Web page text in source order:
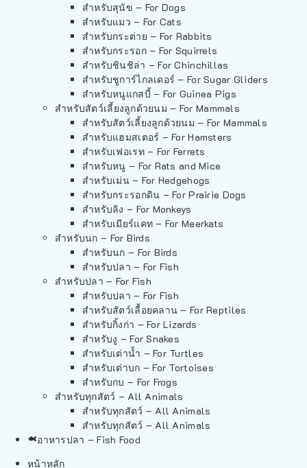
สำหรับสุนัข – For Dogs
สำหรับแมว – For Cats
สำหรับกระต่าย – For Rabbits
สำหรับกระรอก – For Squirrels
สำหรับชินชิล่า – For Chinchillas
สำหรับชูการ์ไกลเดอร์ – For Sugar Gliders
สำหรับหนูแกสบี้ – For Guinea Pigs
สำหรับสัตว์เลี้ยงลูกด้วยนม – For Mammals
สำหรับสัตว์เลี้ยงลูกด้วยนม – For Mammals
สำหรับแฮมสเตอร์ – For Hamsters
สำหรับเฟอเรท – For Ferrets
สำหรับหนู – For Rats and Mice
สำหรับเม่น – For Hedgehogs
สำหรับกระรอกดิน – For Prairie Dogs
สำหรับลิง – For Monkeys
สำหรับเมียร์แคท – For Meerkats
สำหรับนก – For Birds
สำหรับนก – For Birds
สำหรับปลา – For Fish
สำหรับปลา – For Fish
สำหรับปลา – For Fish
สำหรับสัตว์เลื้อยคลาน – For Reptiles
สำหรับกิ้งก่า – For Lizards
สำหรับงู – For Snakes
สำหรับเต่าน้ำ – For Turtles
สำหรับเต่าบก – For Tortoises
สำหรับกบ – For Frogs
สำหรับทุกสัตว์ – All Animals
สำหรับทุกสัตว์ – All Animals
สำหรับทุกสัตว์ – All Animals
อาหารปลา – Fish Food
หน้าหลัก